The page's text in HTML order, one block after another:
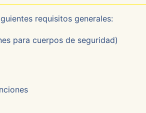
requisitos generales:
para cuerpos de seguridad)